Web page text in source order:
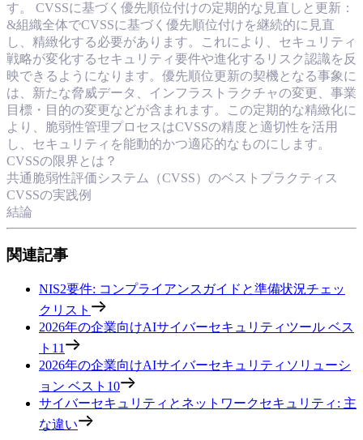
す。 CVSSに基づく優先順位付けの定期的な見直しと更新：
&組織全体でCVSSに基づく優先順位付けを継続的に見直
し、精緻化する必要があります。これにより、セキュリティ
戦略が変化するセキュリティ要件や進化するリスク認識を反
映できるようになります。優先順位更新の契機となる事象に
は、新たな脅威データ、インフラストラクチャの変更、事業
目標・目的の変更などが含まれます。この定期的な精緻化に
より、脆弱性管理プロセスはCVSSの精度と適切性を活用
し、セキュリティを能動的かつ適応的なものにします。
CVSSの限界とは？
共通脆弱性評価システム（CVSS）のベストプラクティス
CVSSの実践例
結論
関連記事
NIS2要件: コンプライアンスガイドと準備状況チェッ
クリスト
2026年の企業向けAIサイバーセキュリティツール ベス
ト11
2026年の企業向けAIサイバーセキュリティソリューシ
ョン ベスト10
サイバーセキュリティとネットワークセキュリティ: 主
な違い